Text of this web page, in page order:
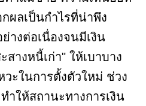
ผลเป็นกำไรที่น่าพึง
างต่อเนื่องจนมีเงิน
สางหนี้เก่า" ให้เบาบาง
วะในการตั้งตัวใหม่ ช่วง
ให้สถานะทางการเงิน